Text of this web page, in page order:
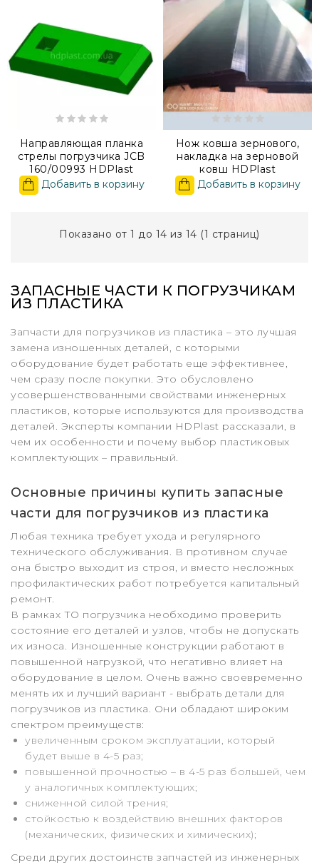
Направляющая планка
стрелы погрузчика JCB
160/00993 HDPlast
Добавить в корзину
Нож ковша зернового,
накладка на зерновой
ковш HDPlast
Добавить в корзину
Показано от 1 до 14 из 14 (1 страниц)
ЗАПАСНЫЕ ЧАСТИ К ПОГРУЗЧИКАМ
ИЗ ПЛАСТИКА
Запчасти для погрузчиков из пластика – это лучшая
замена изношенных деталей, с которыми
оборудование будет работать еще эффективнее,
чем сразу после покупки. Это обусловлено
усовершенствованными свойствами инженерных
пластиков, которые используются для производства
деталей. Эксперты компании HDPlast рассказали, в
чем их особенности и почему выбор пластиковых
комплектующих – правильный.
Основные причины купить запасные
части для погрузчиков из пластика
Любая техника требует ухода и регулярного
технического обслуживания. В противном случае
она быстро выходит из строя, и вместо несложных
профилактических работ потребуется капитальный
ремонт.
В рамках ТО погрузчика необходимо проверить
состояние его деталей и узлов, чтобы не допускать
их износа. Изношенные конструкции работают в
повышенной нагрузкой, что негативно влияет на
оборудование в целом. Очень важно своевременно
менять их и лучший вариант - выбрать детали для
погрузчиков из пластика. Они обладают широким
спектром преимуществ:
увеличенным сроком эксплуатации, который
будет выше в 4-5 раз;
повышенной прочностью – в 4-5 раз большей, чем
у аналогичных комплектующих;
сниженной силой трения;
стойкостью к воздействию внешних факторов
(механических, физических и химических);
Среди других достоинств запчастей из инженерных